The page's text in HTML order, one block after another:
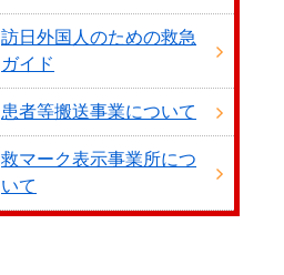
訪日外国人のための救急
ガイド
患者等搬送事業について
救マーク表示事業所につ
いて